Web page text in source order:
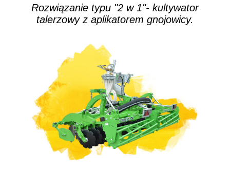
GAMA
ZNAJDŹ I KUP
STREFA JOSKIN
English
Nederlands
Deutsch
Español
Kontakt
Rozwiązanie typu "2 w 1"- kultywator
talerzowy z aplikatorem gnojowicy.